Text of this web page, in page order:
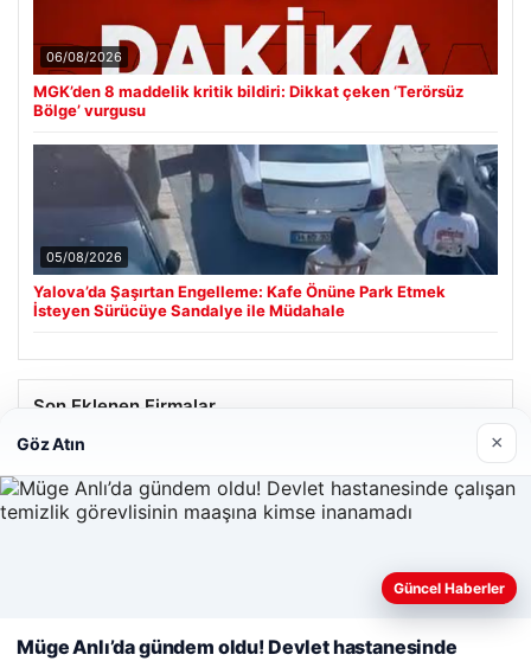
06/08/2026
MGK’den 8 maddelik kritik bildiri: Dikkat çeken ‘Terörsüz
Bölge’ vurgusu
05/08/2026
Yalova’da Şaşırtan Engelleme: Kafe Önüne Park Etmek
İsteyen Sürücüye Sandalye ile Müdahale
Son Eklenen Firmalar
23/06/2026
Web sitemizi nasıl kullandığınızı daha iyi anlayabilmek,
deneyiminizi kişiselleştirmek ve geliştirmek amacıyla çerezler
Göz Atın ×
Güncel Haberler
Müge Anlı’da gündem oldu! Devlet hastanesinde